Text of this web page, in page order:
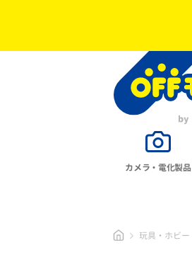
カメラ・電化製品
玩具・ホビー